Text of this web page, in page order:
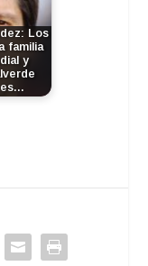
Los
familia
y